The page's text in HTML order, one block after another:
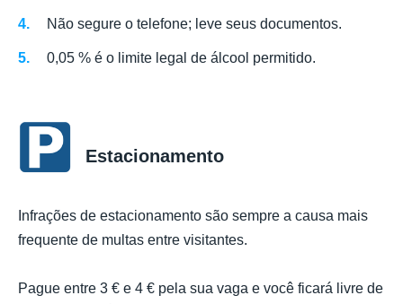
Não segure o telefone; leve seus documentos.
0,05 % é o limite legal de álcool permitido.
Estacionamento
Infrações de estacionamento são sempre a causa mais
frequente de multas entre visitantes.
Pague entre 3 € e 4 € pela sua vaga e você ficará livre de